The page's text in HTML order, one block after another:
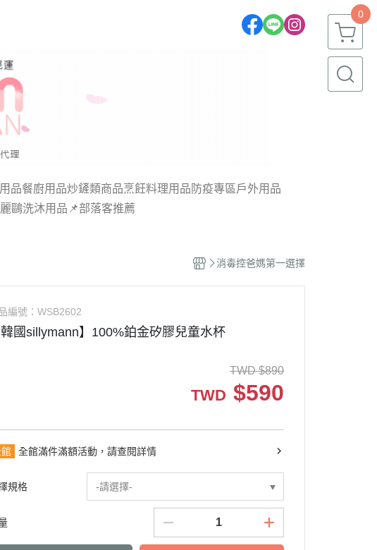
0
品餐廚用品炒鏟類商品烹飪料理用品 防疫專區 戶外用品
鷗洗沐用品 📌部落客推薦
消毒控爸媽第一選擇
編號：WSB2602
韓國sillymann】100%鉑金矽膠兒童水杯
TWD $890
TWD $590
全館滿件滿額活動，請查閱詳情
規格 -請選擇-